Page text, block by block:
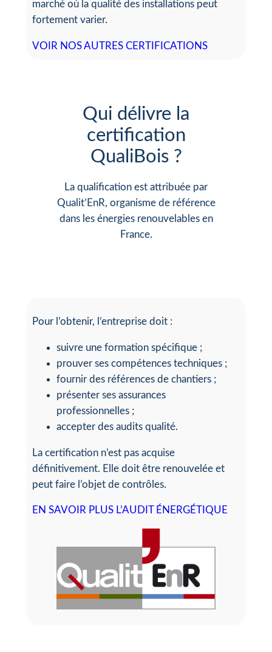
marché où la qualité des installations peut
fortement varier.
VOIR NOS AUTRES CERTIFICATIONS
Qui délivre la
certification
QualiBois ?
La qualification est attribuée par
Qualit’EnR, organisme de référence
dans les énergies renouvelables en
France.
Pour l’obtenir, l’entreprise doit :
suivre une formation spécifique ;
prouver ses compétences techniques ;
fournir des références de chantiers ;
présenter ses assurances
professionnelles ;
accepter des audits qualité.
La certification n’est pas acquise
définitivement. Elle doit être renouvelée et
peut faire l’objet de contrôles.
EN SAVOIR PLUS L’AUDIT ÉNERGÉTIQUE